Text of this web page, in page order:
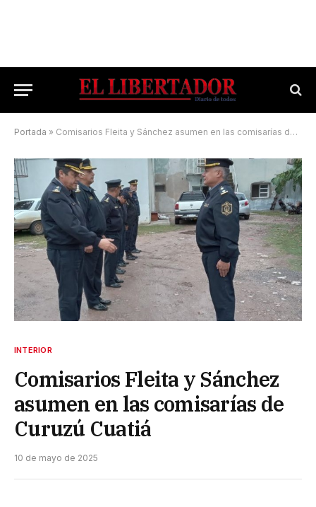
Portada » Comisarios Fleita y Sánchez asumen en las comisarías de Curuzú Cuatiá
INTERIOR
Comisarios Fleita y Sánchez
asumen en las comisarías de
Curuzú Cuatiá
10 de mayo de 2025